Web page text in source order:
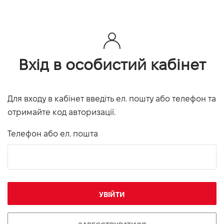
Вхід в особистий кабінет
Для входу в кабінет введіть ел. пошту або телефон та
отримайте код авторизації.
Телефон або ел. пошта
УВІЙТИ